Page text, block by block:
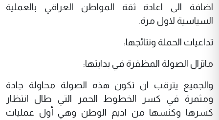
اضافة الى اعادة ثقة المواطن العراقي بالعملية
السياسية لاول مرة.
تداعيات الحملة ونتائجها:
ماتزال الصولة المظفرة في بدايتها:
والجميع يترقب ان تكون هذه الصولة محاولة جادة
ومثمرة في كسر الخطوط الحمر التي طال انتظار
كسرها وكنسها من اديم الوطن وهي أول عمليات